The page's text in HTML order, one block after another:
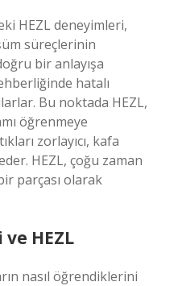
HEZL deneyimleri,
süreçlerinin
bir anlayışa
hatalı
Bu noktada HEZL,
öğrenmeye
zorlayıcı, kafa
HEZL, çoğu zaman
parçası olarak
HEZL
nasıl öğrendiklerini